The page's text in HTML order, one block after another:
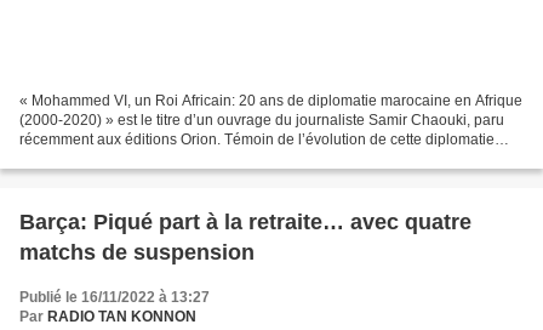
« Mohammed VI, un Roi Africain: 20 ans de diplomatie marocaine en Afrique
(2000-2020) » est le titre d’un ouvrage du journaliste Samir Chaouki, paru
récemment aux éditions Orion. Témoin de l’évolution de cette diplomatie
Barça: Piqué part à la retraite… avec quatre
matchs de suspension
Publié le 16/11/2022 à 13:27
Par RADIO TAN KONNON